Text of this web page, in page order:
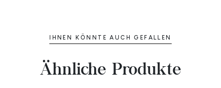
IHNEN KÖNNTE AUCH GEFALLEN
Ähnliche Produkte